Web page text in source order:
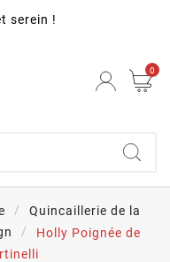
serein !
0
Quincaillerie de la
Holly Poignée de